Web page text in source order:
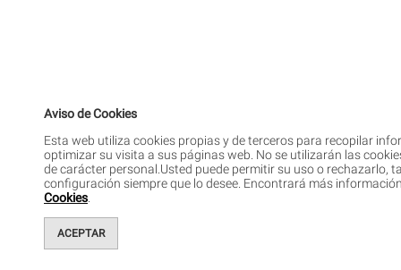
Aviso de Cookies
Esta web utiliza cookies propias y de terceros para recopilar
optimizar su visita a sus páginas web. No se utilizarán las
de carácter personal.Usted puede permitir su uso o rechazarlo,
configuración siempre que lo desee. Encontrará más
Cookies
ACEPTAR